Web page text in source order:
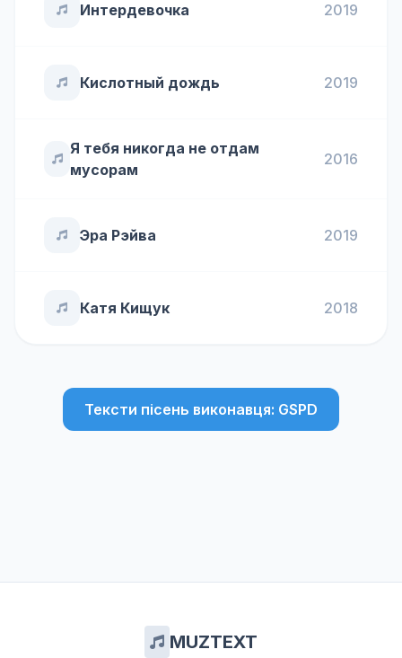
Интердевочка 2019
Кислотный дождь 2019
Я тебя никогда не отдам
мусорам
2016
Эра Рэйва 2019
Катя Кищук 2018
Тексти пісень виконавця: GSPD
MUZTEXT